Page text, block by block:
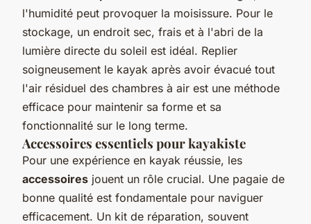
l'humidité peut provoquer la moisissure. Pour le
stockage, un endroit sec, frais et à l'abri de la
lumière directe du soleil est idéal. Replier
soigneusement le kayak après avoir évacué tout
l'air résiduel des chambres à air est une méthode
efficace pour maintenir sa forme et sa
fonctionnalité sur le long terme.
Accessoires essentiels pour kayakiste
Pour une expérience en kayak réussie, les
accessoires jouent un rôle crucial. Une pagaie de
bonne qualité est fondamentale pour naviguer
efficacement. Un kit de réparation, souvent